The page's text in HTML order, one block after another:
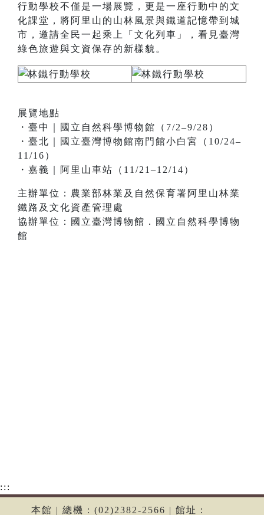
行動學校不僅是一場展覽，更是一座行動中的文
化課堂，將阿里山的山林風景與鐵道記憶帶到城
市，邀請全民一起乘上「文化列車」，看見臺灣
綠色旅遊與文資保存的新樣貌。
展覽地點
・臺中｜國立自然科學博物館（7/2–9/28）
・臺北｜國立臺灣博物館南門館小白宮（10/24–
11/16）
・嘉義｜阿里山車站（11/21–12/14）
主辦單位：農業部林業及自然保育署阿里山林業
鐵路及文化資產管理處
協辦單位：國立臺灣博物館．國立自然科學博物
館
:::
本館 | 總機：(02)2382-2566 | 館址：